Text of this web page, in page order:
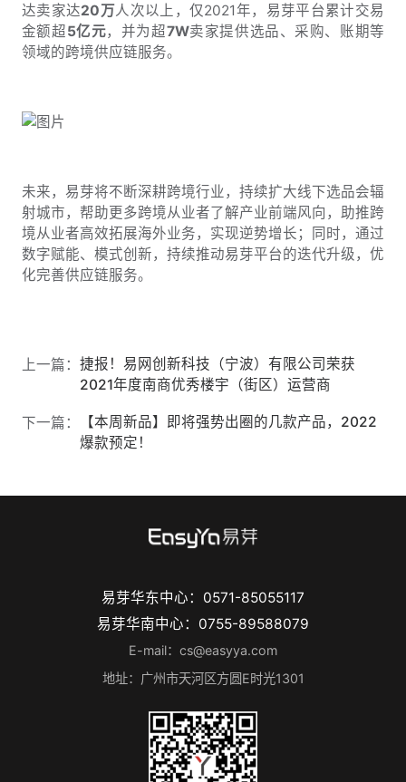
达卖家达20万人次以上，仅2021年，易芽平台累计交易
金额超5亿元，并为超7W卖家提供选品、采购、账期等
领域的跨境供应链服务。
未来，易芽将不断深耕跨境行业，持续扩大线下选品会辐
射城市，帮助更多跨境从业者了解产业前端风向，助推跨
境从业者高效拓展海外业务，实现逆势增长；同时，通过
数字赋能、模式创新，持续推动易芽平台的迭代升级，优
化完善供应链服务。
上一篇： 捷报！易网创新科技（宁波）有限公司荣获
2021年度南商优秀楼宇（街区）运营商
下一篇：
【本周新品】即将强势出圈的几款产品，2022
爆款预定！
易芽华东中心：0571-85055117
易芽华南中心：0755-89588079
E-mail：cs@easyya.com
地址：广州市天河区方圆E时光1301